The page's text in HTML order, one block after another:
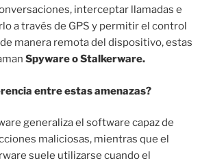
interceptar llamadas e
a través de GPS y permitir el control
manera remota del dispositivo, estas
Spyware o Stalkerware.
entre estas amenazas?
generaliza el software capaz de
maliciosas, mientras que el
suele utilizarse cuando el